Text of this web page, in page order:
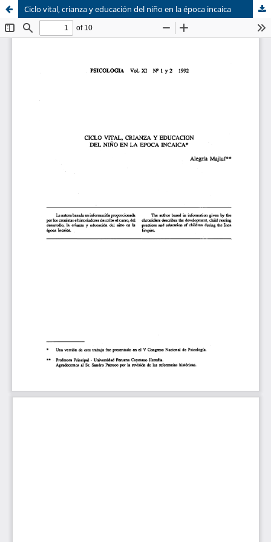
Ciclo vital, crianza y educación del niño en la época incaica